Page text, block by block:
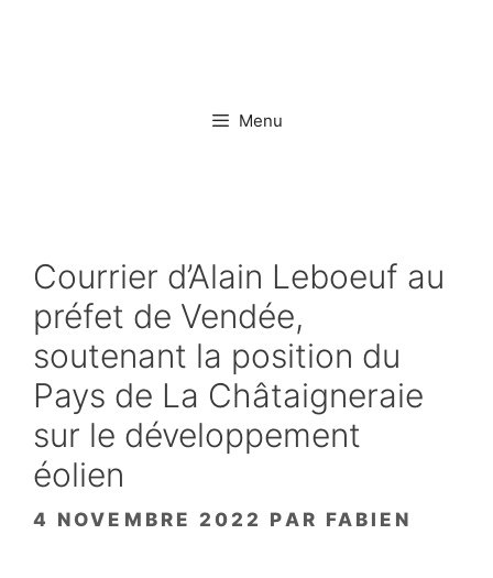
Menu
Courrier d’Alain Leboeuf au
préfet de Vendée,
soutenant la position du
Pays de La Châtaigneraie
sur le développement
éolien
4 NOVEMBRE 2022 PAR FABIEN